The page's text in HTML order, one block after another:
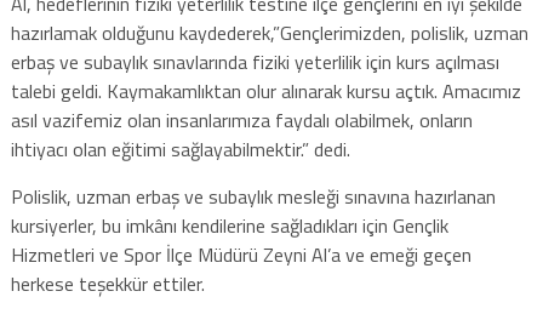
hazırlamak olduğunu kaydederek,”Gençlerimizden, polislik, uzman
erbaş ve subaylık sınavlarında fiziki yeterlilik için kurs açılması
talebi geldi. Kaymakamlıktan olur alınarak kursu açtık. Amacımız
asıl vazifemiz olan insanlarımıza faydalı olabilmek, onların
ihtiyacı olan eğitimi sağlayabilmektir.” dedi.
Polislik, uzman erbaş ve subaylık mesleği sınavına hazırlanan
kursiyerler, bu imkânı kendilerine sağladıkları için Gençlik
Hizmetleri ve Spor İlçe Müdürü Zeyni Al’a ve emeği geçen
herkese teşekkür ettiler.